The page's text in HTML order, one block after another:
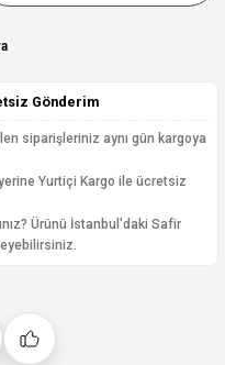
Gönderim
siparişleriniz aynı gün kargoya
Yurtiçi Kargo ile ücretsiz
Ürünü İstanbul'daki Safir